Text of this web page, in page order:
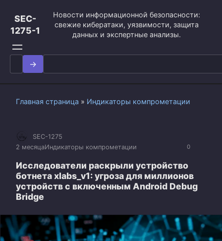
контенту
SEC-
1275-1
Новости информационной безопасности:
свежие кибератаки, уязвимости, защита
данных и экспертные анализы.
Search
for:
Главная страница » Индикаторы компрометации
0
SEC-1275
2 месяцаИндикаторы компрометации
Исследователи раскрыли устройство
ботнета xlabs_v1: угроза для миллионов
устройств с включенным Android Debug
Bridge